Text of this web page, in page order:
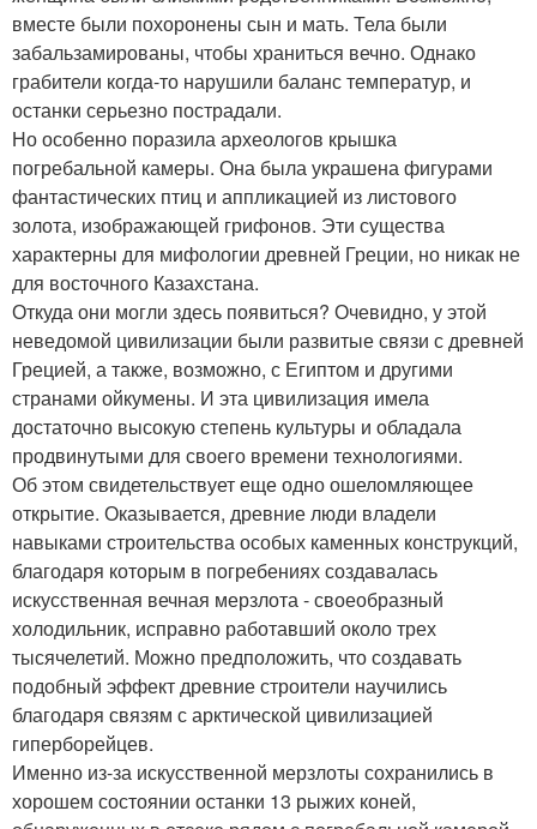
вместе были похоронены сын и мать. Тела были
забальзамированы, чтобы храниться вечно. Однако
грабители когда-то нарушили баланс температур, и
останки серьезно пострадали.
Но особенно поразила археологов крышка
погребальной камеры. Она была украшена фигурами
фантастических птиц и аппликацией из листового
золота, изображающей грифонов. Эти существа
характерны для мифологии древней Греции, но никак не
для восточного Казахстана.
Откуда они могли здесь появиться? Очевидно, у этой
неведомой цивилизации были развитые связи с древней
Грецией, а также, возможно, с Египтом и другими
странами ойкумены. И эта цивилизация имела
достаточно высокую степень культуры и обладала
продвинутыми для своего времени технологиями.
Об этом свидетельствует еще одно ошеломляющее
открытие. Оказывается, древние люди владели
навыками строительства особых каменных конструкций,
благодаря которым в погребениях создавалась
искусственная вечная мерзлота - своеобразный
холодильник, исправно работавший около трех
тысячелетий. Можно предположить, что создавать
подобный эффект древние строители научились
благодаря связям с арктической цивилизацией
гиперборейцев.
Именно из-за искусственной мерзлоты сохранились в
хорошем состоянии останки 13 рыжих коней,